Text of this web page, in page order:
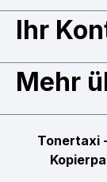
Ihr
Mehr
Tonertaxi